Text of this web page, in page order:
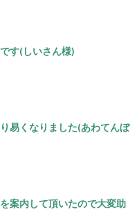
す(しいさん様)
易くなりました(あわてんぼ
案内して頂いたので大変助